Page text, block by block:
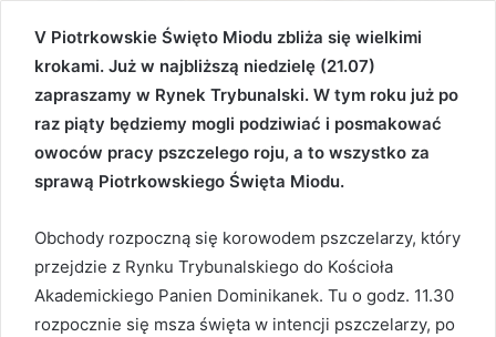
V Piotrkowskie Święto Miodu zbliża się wielkimi
krokami. Już w najbliższą niedzielę (21.07)
zapraszamy w Rynek Trybunalski. W tym roku już po
raz piąty będziemy mogli podziwiać i posmakować
owoców pracy pszczelego roju, a to wszystko za
sprawą Piotrkowskiego Święta Miodu.
Obchody rozpoczną się korowodem pszczelarzy, który
przejdzie z Rynku Trybunalskiego do Kościoła
Akademickiego Panien Dominikanek. Tu o godz. 11.30
rozpocznie się msza święta w intencji pszczelarzy, po